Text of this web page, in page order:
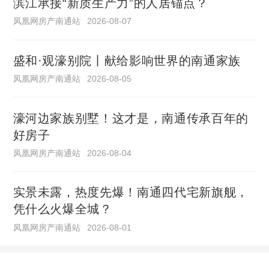
滨江承接“新质生产力”的人居锚点？
凤凰网房产南通站 2026-08-07
盛和·观濠别院丨献给影响世界的南通家族
凤凰网房产南通站 2026-08-05
濠河边家族别墅！这才是，南通传承百年的
好房子
凤凰网房产南通站 2026-08-04
实景未露，热度先爆！南通四代宅新旗舰，
凭什么火爆全城？
凤凰网房产南通站 2026-08-01